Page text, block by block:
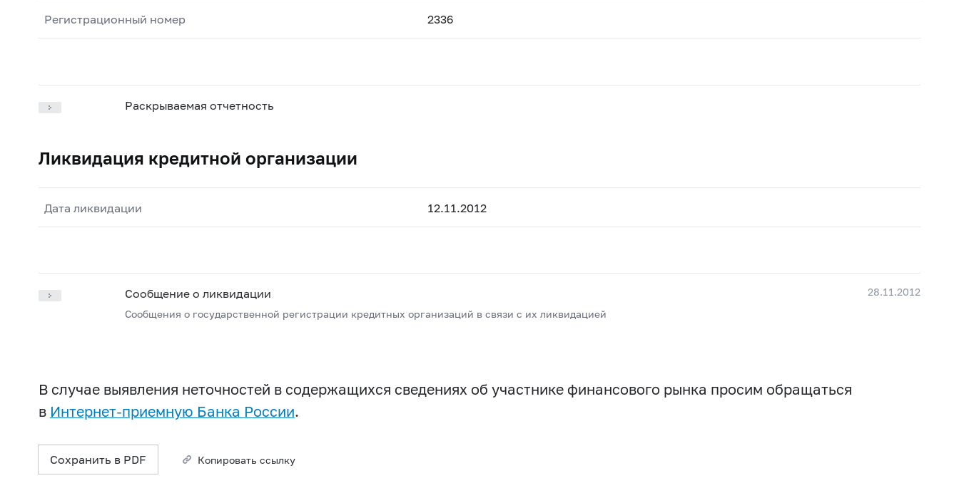
Регистрационный номер 2336
Раскрываемая отчетность
Ликвидация кредитной организации
Дата ликвидации 12.11.2012
28.11.2012
Сообщение о ликвидации
Сообщения о государственной регистрации кредитных организаций в связи с их ликвидацией
В случае выявления неточностей в содержащихся сведениях об участнике финансового рынка просим обращаться
в Интернет-приемную Банка России.
Сохранить в PDF Копировать ссылку